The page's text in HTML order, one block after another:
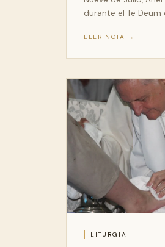
durante el Te Deum
LEER NOTA →
LITURGIA